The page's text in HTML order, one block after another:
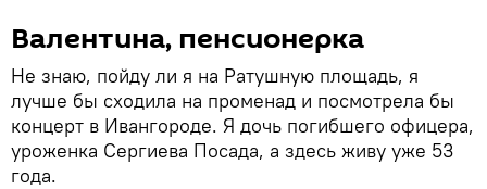
Валентина, пенсионерка
Не знаю, пойду ли я на Ратушную площадь, я
лучше бы сходила на променад и посмотрела бы
концерт в Ивангороде. Я дочь погибшего офицера,
уроженка Сергиева Посада, а здесь живу уже 53
года.